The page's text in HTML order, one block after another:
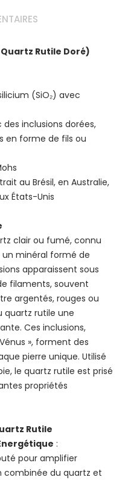
Rutile Doré)
(SiO₂) avec
inclusions dorées,
en forme de fils ou
au Brésil, en Australie,
États-Unis
clair ou fumé, connu
un minéral formé de
apparaissent sous
filaments, souvent
argentés, rouges ou
quartz rutile une
Ces inclusions,
», forment des
pierre unique. Utilisé
le quartz rutile est prisé
propriétés
Rutile
:
pour amplifier
combinée du quartz et